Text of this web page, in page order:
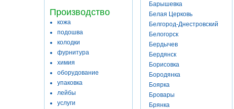
Производство
кожа
подошва
колодки
фурнитура
химия
оборудование
упаковка
лейбы
услуги
Барышевка
Белая Церковь
Белгород-Днестровский
Белогорск
Бердычев
Бердянск
Борисовка
Бородянка
Боярка
Бровары
Брянка